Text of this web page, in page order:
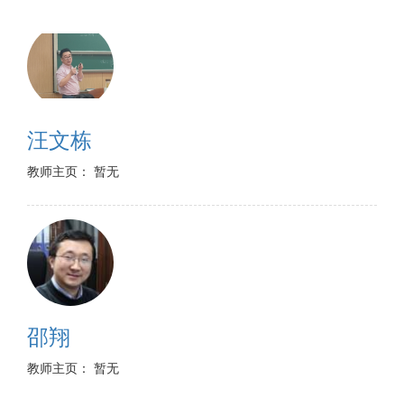
汪文栋
教师主页： 暂无
邵翔
教师主页： 暂无